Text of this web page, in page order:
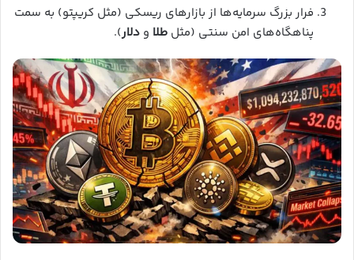
فرار بزرگ سرمایه‌ها از بازارهای ریسکی (مثل کریپتو) به سمت
پناهگاه‌های امن سنتی (مثل طلا و دلار).